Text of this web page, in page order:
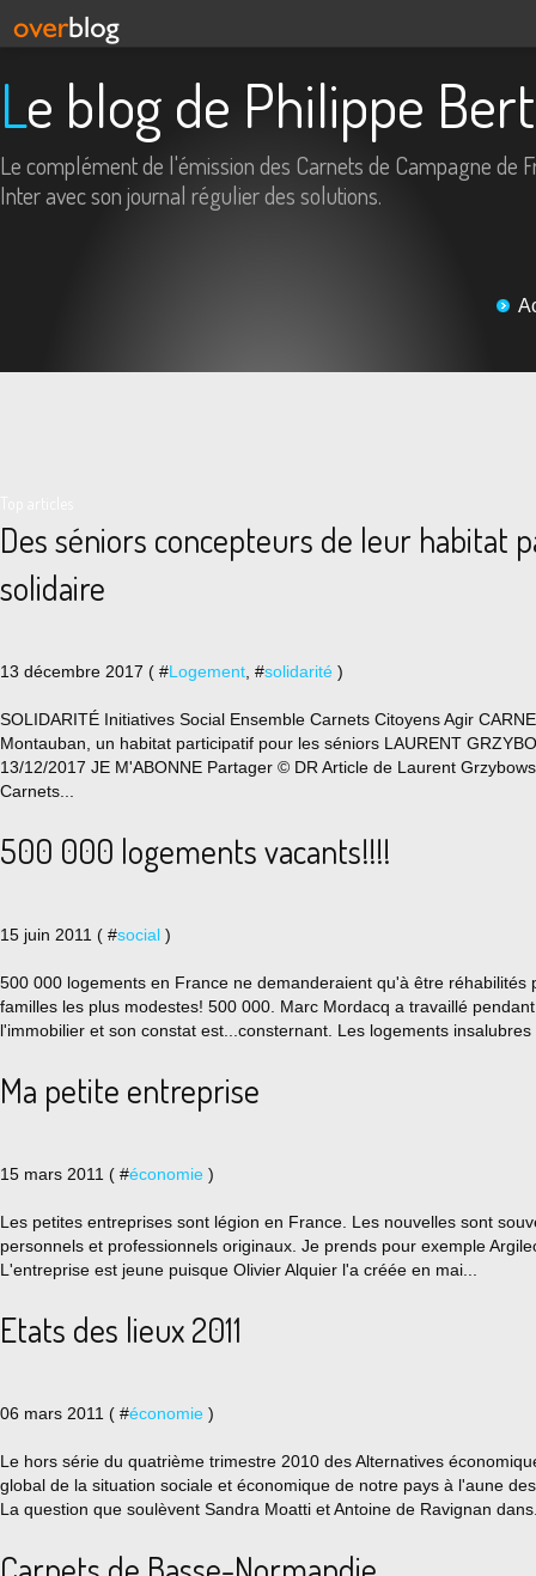
Le blog de Philippe
Le complément de l'émission des Carnets de Campagne de
Inter avec son journal régulier des solutions.
Des séniors concepteurs de leur habitat
solidaire
13 décembre 2017 ( #Logement , #solidarité )
SOLIDARITÉ Initiatives Social Ensemble Carnets Citoyens Agir
Montauban, un habitat participatif pour les séniors LAURENT
13/12/2017 JE M'ABONNE Partager © DR Article de Laurent
Carnets...
500 000 logements vacants!!!!
15 juin 2011 ( #social )
500 000 logements en France ne demanderaient qu'à être réhabilités
familles les plus modestes! 500 000. Marc Mordacq a travaillé
l'immobilier et son constat est...consternant. Les logements
Ma petite entreprise
15 mars 2011 ( #économie )
Les petites entreprises sont légion en France. Les nouvelles sont
personnels et professionnels originaux. Je prends pour exemple
L'entreprise est jeune puisque Olivier Alquier l'a créée en mai...
Etats des lieux 2011
06 mars 2011 ( #économie )
Le hors série du quatrième trimestre 2010 des Alternatives
global de la situation sociale et économique de notre pays à l'aune
La question que soulèvent Sandra Moatti et Antoine de Ravignan